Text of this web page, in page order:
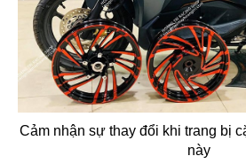
Cảm nhận sự thay đổi khi trang bị
này